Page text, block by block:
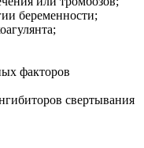
беременности;
факторов
свертывания